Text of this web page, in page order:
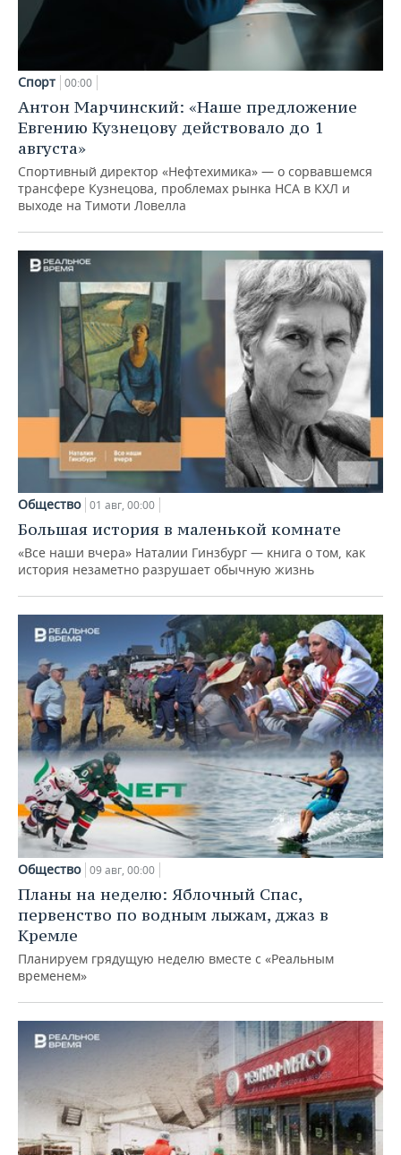
Спорт 00:00
Антон Марчинский: «Наше предложение
Евгению Кузнецову действовало до 1
августа»
Спортивный директор «Нефтехимика» — о сорвавшемся
трансфере Кузнецова, проблемах рынка НСА в КХЛ и
выходе на Тимоти Ловелла
Общество 01 авг, 00:00
Большая история в маленькой комнате
«Все наши вчера» Наталии Гинзбург — книга о том, как
история незаметно разрушает обычную жизнь
Общество 09 авг, 00:00
Планы на неделю: Яблочный Спас,
первенство по водным лыжам, джаз в
Кремле
Планируем грядущую неделю вместе с «Реальным
временем»